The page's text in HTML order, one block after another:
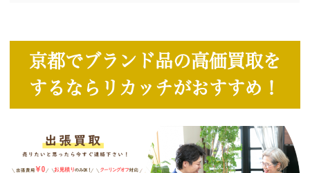
京都でブランド品の高価買取を
するならリカッチがおすすめ！